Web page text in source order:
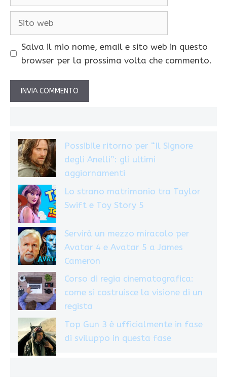
Salva il mio nome, email e sito web in questo
browser per la prossima volta che commento.
Possibile ritorno per “Il Signore
degli Anelli”: gli ultimi
aggiornamenti
Lo strano matrimonio tra Taylor
Swift e Toy Story 5
Servirà un mezzo miracolo per
Avatar 4 e Avatar 5 a James
Cameron
Corso di regia cinematografica:
come si costruisce la visione di un
regista
Top Gun 3 è ufficialmente in fase
di sviluppo in questa fase